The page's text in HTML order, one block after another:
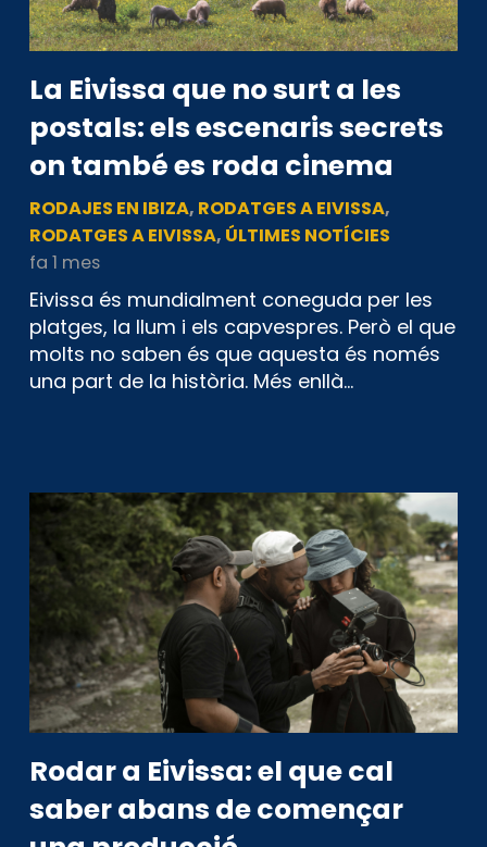
La Eivissa que no surt a les
postals: els escenaris secrets
on també es roda cinema
RODAJES EN IBIZA, RODATGES A EIVISSA,
RODATGES A EIVISSA, ÚLTIMES NOTÍCIES
fa 1 mes
Eivissa és mundialment coneguda per les
platges, la llum i els capvespres. Però el que
molts no saben és que aquesta és només
una part de la història. Més enllà…
Rodar a Eivissa: el que cal
saber abans de començar